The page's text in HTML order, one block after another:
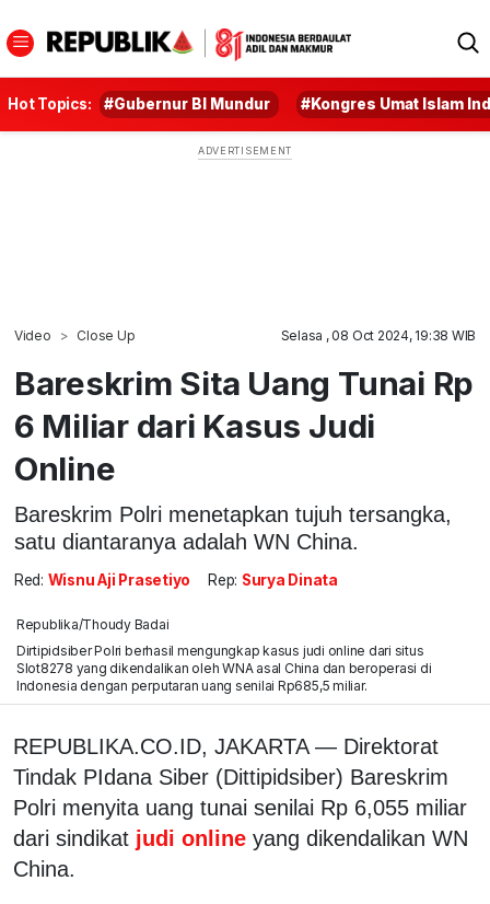
Hot Topics: #Gubernur BI Mundur #Kongres Umat Islam
Video Close Up Selasa , 08 Oct 2024, 19:38 WIB
Bareskrim Sita Uang Tunai Rp
6 Miliar dari Kasus Judi
Online
Bareskrim Polri menetapkan tujuh tersangka,
satu diantaranya adalah WN China.
Red: Wisnu Aji Prasetiyo Rep: Surya Dinata
Republika/Thoudy Badai
Dirtipidsiber Polri berhasil mengungkap kasus judi online dari situs
Slot8278 yang dikendalikan oleh WNA asal China dan beroperasi di
Indonesia dengan perputaran uang senilai Rp685,5 miliar.
REPUBLIKA.CO.ID, JAKARTA — Direktorat
Tindak PIdana Siber (Dittipidsiber) Bareskrim
Polri menyita uang tunai senilai Rp 6,055 miliar
dari sindikat judi online yang dikendalikan WN
China.